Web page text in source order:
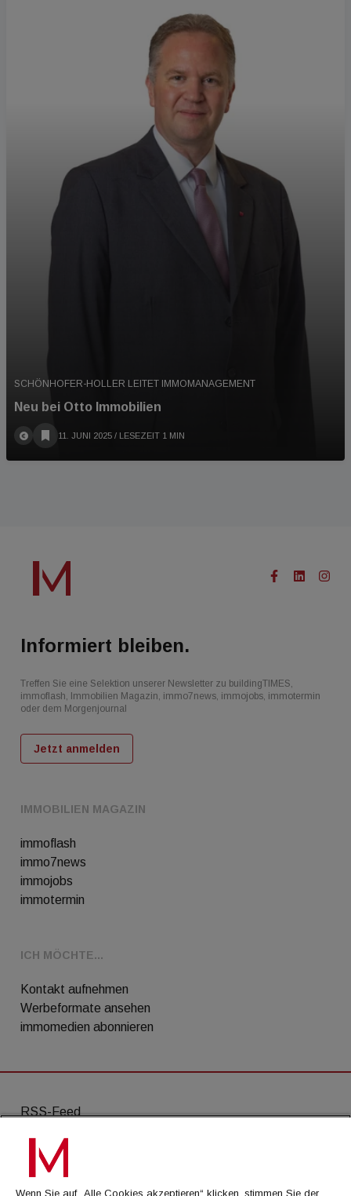
SCHÖNHOFER-HOLLER LEITET IMMOMANAGEMENT
Neu bei Otto Immobilien
11. JUNI 2025 / LESEZEIT 1 MIN
IMMOBILIEN MAGAZIN
immoflash
immo7news
immojobs
immotermin
ICH MÖCHTE...
Kontakt aufnehmen
Werbeformate ansehen
immomedien abonnieren
Informiert bleiben.
Treffen Sie eine Selektion unserer Newsletter zu buildingTIMES,
immoflash, Immobilien Magazin, immo7news, immojobs, immotermin
oder dem Morgenjournal
Jetzt anmelden
RSS-Feed
AGB
Datenschutz
Wenn Sie auf „Alle Cookies akzeptieren“ klicken, stimmen Sie der